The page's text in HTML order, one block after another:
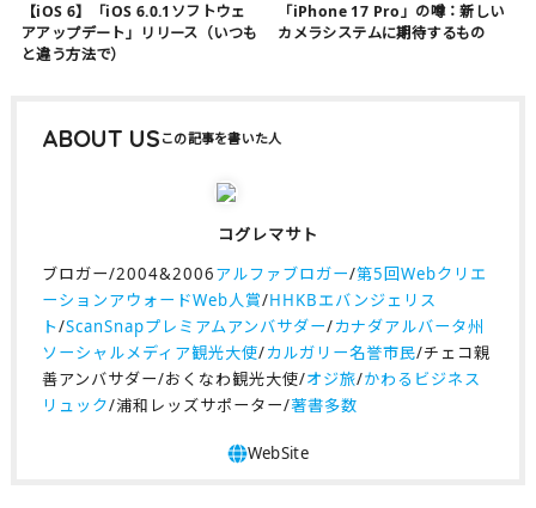
【iOS 6】「iOS 6.0.1ソフトウェ
アアップデート」リリース（いつも
と違う方法で）
「iPhone 17 Pro」の噂：新しい
カメラシステムに期待するもの
ABOUT US
コグレマサト
ブロガー/2004&2006アルファブロガー/第5回Webクリエ
ーションアウォードWeb人賞/HHKBエバンジェリス
ト/ScanSnapプレミアムアンバサダー/カナダアルバータ州
ソーシャルメディア観光大使/カルガリー名誉市民/チェコ親
善アンバサダー/おくなわ観光大使/オジ旅/かわるビジネス
リュック/浦和レッズサポーター/著書多数